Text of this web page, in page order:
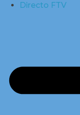
Directo FTV